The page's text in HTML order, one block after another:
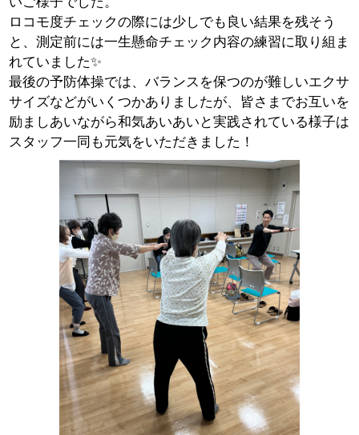
ロコモ度チェックの際には少しでも良い結果を残そう
と、測定前には一生懸命チェック内容の練習に取り組ま
れていました✨
最後の予防体操では、バランスを保つのが難しいエクサ
サイズなどがいくつかありましたが、皆さまでお互いを
励ましあいながら和気あいあいと実践されている様子は
スタッフ一同も元気をいただきました！